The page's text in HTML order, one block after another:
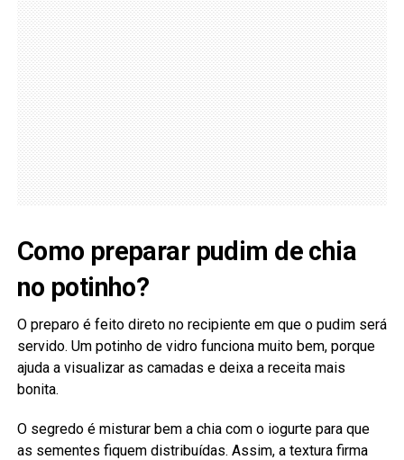
Como preparar pudim de chia
no potinho?
O preparo é feito direto no recipiente em que o pudim será
servido. Um potinho de vidro funciona muito bem, porque
ajuda a visualizar as camadas e deixa a receita mais
bonita.
O segredo é misturar bem a chia com o iogurte para que
as sementes fiquem distribuídas. Assim, a textura firma